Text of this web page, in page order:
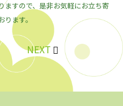
ますので、是非お気軽にお立ち寄
ます。
NEXT